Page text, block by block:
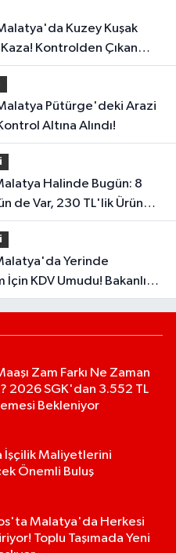
Kontrolden Çıkan
Refüje Çarptı
Altına Alındı!
de Var, 230 TL'lik Ürün
İçin KDV Umudu! Bakanlık
Aldı
Zam Farkı Ne Zaman
2026 SGK'dan 3.552 TL
Bekleniyor
İşçilik Maliyetlerini
Önemli Buluş
Malatya'da Herkesi
Toplu Taşımada Yeni